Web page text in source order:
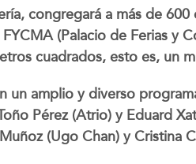
congregará a más de
(Palacio de Ferias y
cuadrados, esto es, un
un amplio y diverso
Pérez (Atrio) y Eduard
(Ugo Chan) y Cristina